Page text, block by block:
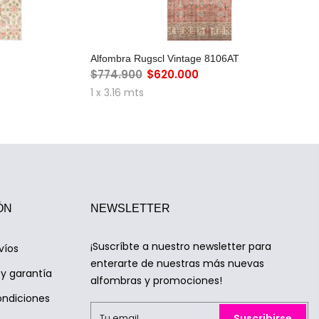
AGREGAR AL CARRO
Alfombra Rugscl Vintage 8106AT
$774.900 $620.000
1 x 3.16 mts
garantía
NEWSLETTER
¡Suscríbte a nuestro newsletter para
enterarte de nuestras más nuevas
alfombras y promociones!